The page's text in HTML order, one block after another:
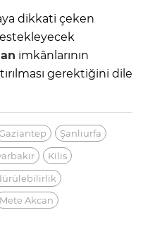
dikkati çeken
imkânlarının
gerektiğini dile
Şanlıurfa
Kilis
Mete Akcan